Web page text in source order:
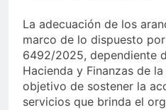
La adecuación de los
marco de lo dispuesto
6492/2025, dependiente
Hacienda y Finanzas de
objetivo de sostener la
servicios que brinda el